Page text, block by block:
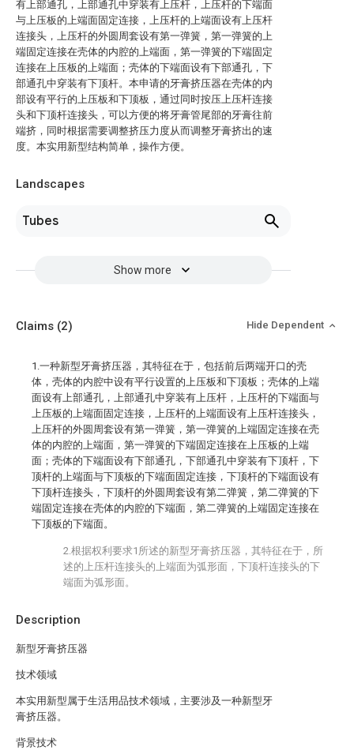
有上部通孔，上部通孔中穿装有上压杆，上压杆的下端面
与上压板的上端面固定连接，上压杆的上端面设有上压杆
连接头，上压杆的外圆周套设有第一弹簧，第一弹簧的上
端固定连接在壳体的内腔的上端面，第一弹簧的下端固定
连接在上压板的上端面；壳体的下端面设有下部通孔，下
部通孔中穿装有下顶杆。本申请的牙膏挤压器在壳体的内
部设有平行的上压板和下顶板，通过同时按压上压杆连接
头和下顶杆连接头，可以方便的将牙膏管尾部的牙膏往前
端挤，同时根据需要调整挤压力度从而调整牙膏挤出的速
度。本实用新型结构简单，操作方便。
Landscapes
Tubes
Show more
Description
新型牙膏挤压器
技术领域
本实用新型属于生活用品技术领域，主要涉及一种新型牙
膏挤压器。
背景技术
Claims (2) Hide Dependent
1.一种新型牙膏挤压器，其特征在于，包括前后两端开口的壳
体，壳体的内腔中设有平行设置的上压板和下顶板；壳体的上端
面设有上部通孔，上部通孔中穿装有上压杆，上压杆的下端面与
上压板的上端面固定连接，上压杆的上端面设有上压杆连接头，
上压杆的外圆周套设有第一弹簧，第一弹簧的上端固定连接在壳
体的内腔的上端面，第一弹簧的下端固定连接在上压板的上端
面；壳体的下端面设有下部通孔，下部通孔中穿装有下顶杆，下
顶杆的上端面与下顶板的下端面固定连接，下顶杆的下端面设有
下顶杆连接头，下顶杆的外圆周套设有第二弹簧，第二弹簧的下
端固定连接在壳体的内腔的下端面，第二弹簧的上端固定连接在
下顶板的下端面。
2.根据权利要求1所述的新型牙膏挤压器，其特征在于，所
述的上压杆连接头的上端面为弧形面，下顶杆连接头的下
端面为弧形面。